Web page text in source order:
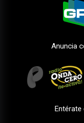
Anuncia
Entérate